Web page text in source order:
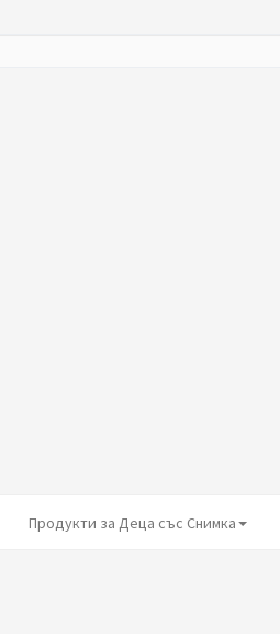
Продукти за Деца със Снимка